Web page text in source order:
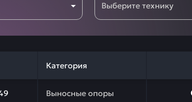
Выберите технику
Категория
Выносные опоры
Trigger JOHN DEERE T451349 — это